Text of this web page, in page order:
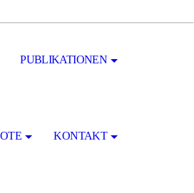
PUBLIKATIONEN
KONTAKT